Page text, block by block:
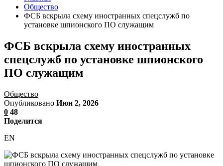
Общество
ФСБ вскрыла схему иностранных спецслужб по
установке шпионского ПО служащим
ФСБ вскрыла схему иностранных
спецслужб по установке шпионского
ПО служащим
Общество
Опубликовано Июн 2, 2026
0 48
Поделится
EN